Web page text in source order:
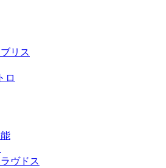
リス
ロ
ヴドス